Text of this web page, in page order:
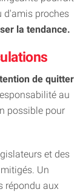
d'amis proches
la tendance.
de quitter
au
possible pour
et des
Un
répondu aux